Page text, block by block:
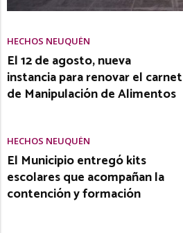
HECHOS NEUQUÉN
El 12 de agosto, nueva
instancia para renovar el carnet
de Manipulación de Alimentos
HECHOS NEUQUÉN
El Municipio entregó kits
escolares que acompañan la
contención y formación